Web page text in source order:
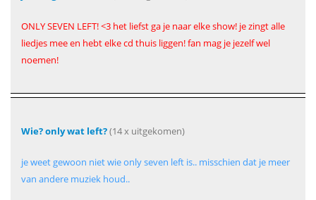
ONLY SEVEN LEFT! <3 het liefst ga je naar elke show! je zingt alle
liedjes mee en hebt elke cd thuis liggen! fan mag je jezelf wel
noemen!
Wie? only wat left?(14 x uitgekomen)
je weet gewoon niet wie only seven left is.. misschien dat je meer
van andere muziek houd..